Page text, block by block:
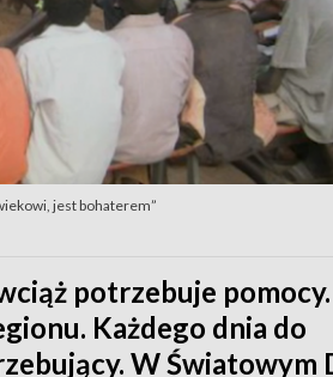
jest bohaterem”
potrzebuje
Każdego dnia do
W Światowym